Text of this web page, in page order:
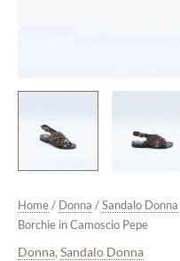
Home / Donna / Sandalo Donna
Borchie in Camoscio Pepe
Donna, Sandalo Donna